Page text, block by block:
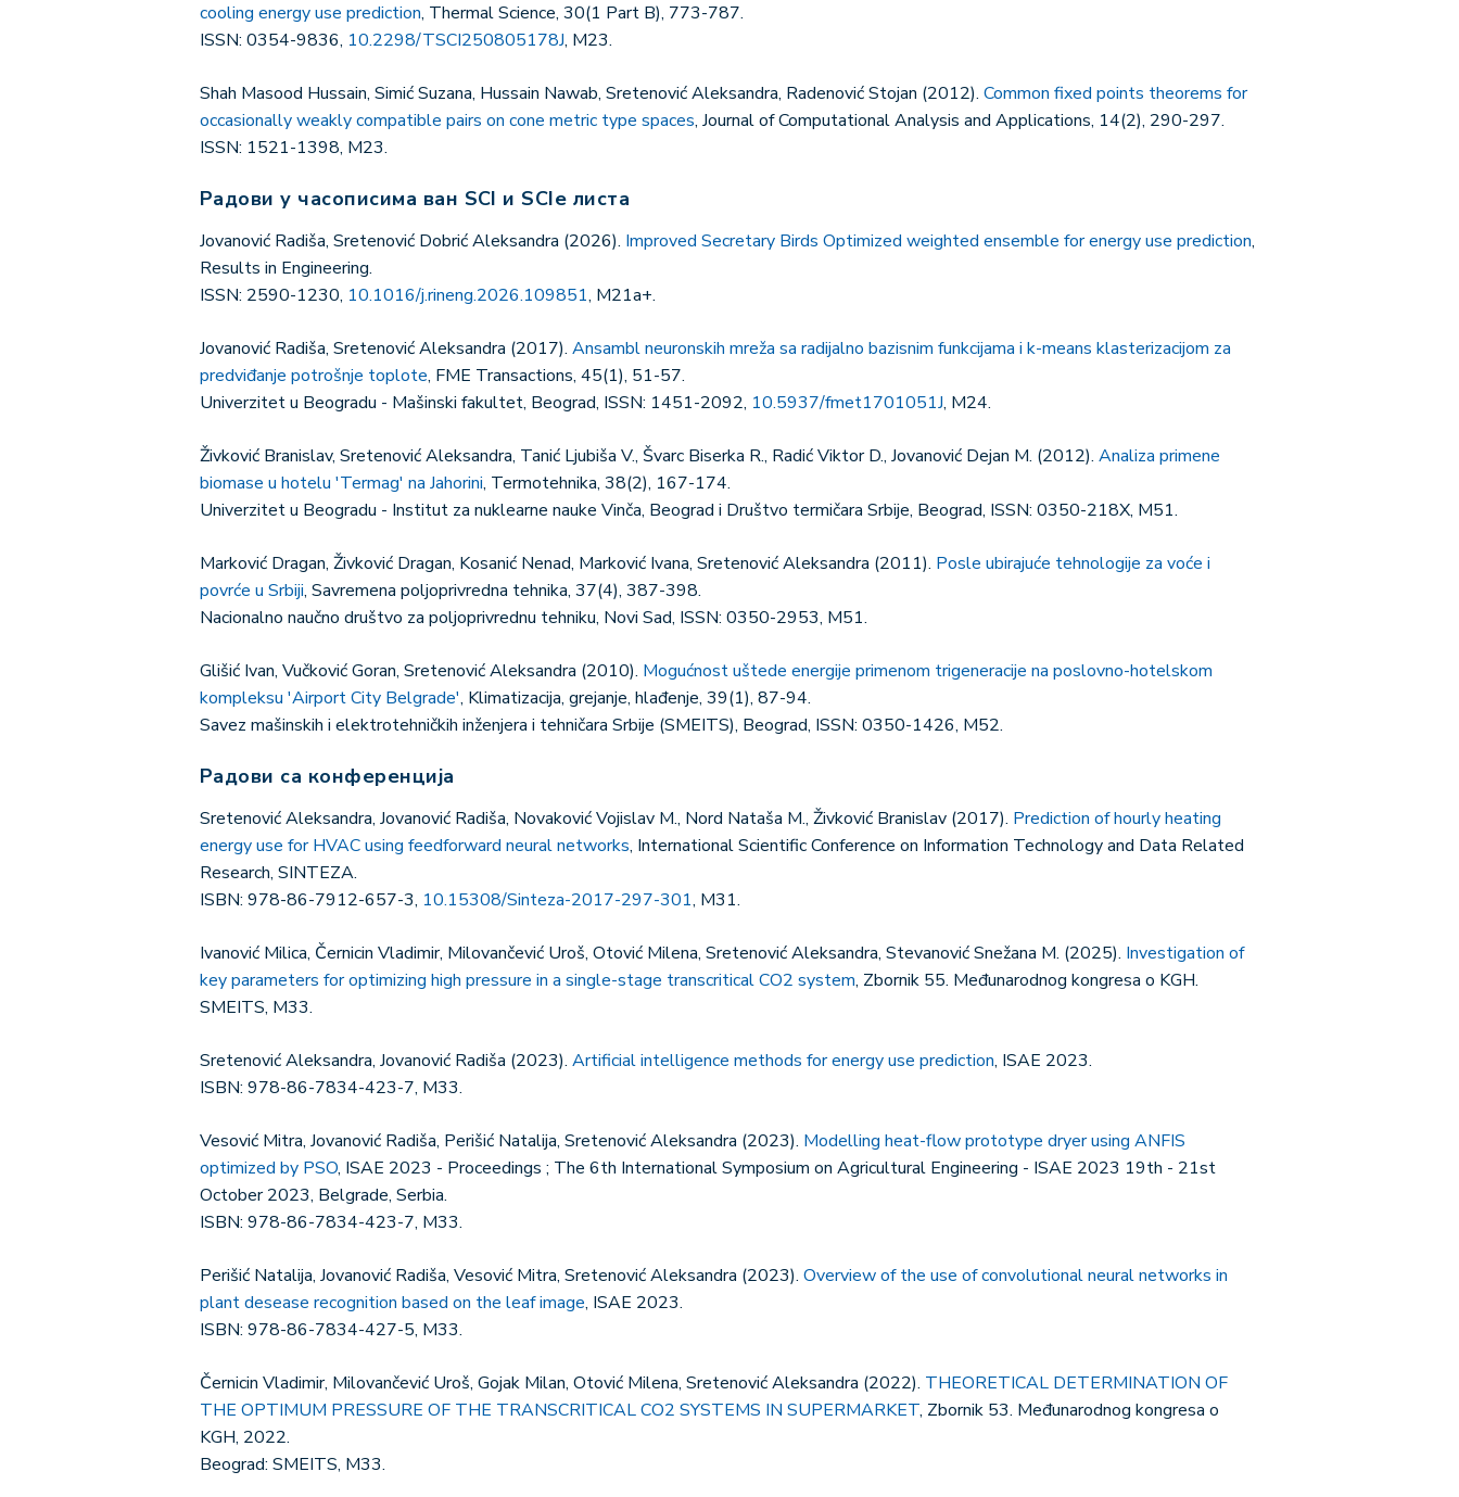
cooling energy use prediction, Thermal Science, 30(1 Part B), 773-787.
ISSN: 0354-9836, 10.2298/TSCI250805178J, M23.
Shah Masood Hussain, Simić Suzana, Hussain Nawab, Sretenović Aleksandra, Radenović Stojan (2012). Common fixed points theorems for
occasionally weakly compatible pairs on cone metric type spaces, Journal of Computational Analysis and Applications, 14(2), 290-297.
ISSN: 1521-1398, M23.
Радови у часописима ван SCI и SCIe листа
Jovanović Radiša, Sretenović Dobrić Aleksandra (2026). Improved Secretary Birds Optimized weighted ensemble for energy use prediction,
Results in Engineering.
ISSN: 2590-1230, 10.1016/j.rineng.2026.109851, M21a+.
Jovanović Radiša, Sretenović Aleksandra (2017). Ansambl neuronskih mreža sa radijalno bazisnim funkcijama i k-means klasterizacijom za
predviđanje potrošnje toplote, FME Transactions, 45(1), 51-57.
Univerzitet u Beogradu - Mašinski fakultet, Beograd, ISSN: 1451-2092, 10.5937/fmet1701051J, M24.
Živković Branislav, Sretenović Aleksandra, Tanić Ljubiša V., Švarc Biserka R., Radić Viktor D., Jovanović Dejan M. (2012). Analiza primene
biomase u hotelu 'Termag' na Jahorini, Termotehnika, 38(2), 167-174.
Univerzitet u Beogradu - Institut za nuklearne nauke Vinča, Beograd i Društvo termičara Srbije, Beograd, ISSN: 0350-218X, M51.
Marković Dragan, Živković Dragan, Kosanić Nenad, Marković Ivana, Sretenović Aleksandra (2011). Posle ubirajuće tehnologije za voće i
povrće u Srbiji, Savremena poljoprivredna tehnika, 37(4), 387-398.
Nacionalno naučno društvo za poljoprivrednu tehniku, Novi Sad, ISSN: 0350-2953, M51.
Glišić Ivan, Vučković Goran, Sretenović Aleksandra (2010). Mogućnost uštede energije primenom trigeneracije na poslovno-hotelskom
kompleksu 'Airport City Belgrade', Klimatizacija, grejanje, hlađenje, 39(1), 87-94.
Savez mašinskih i elektrotehničkih inženjera i tehničara Srbije (SMEITS), Beograd, ISSN: 0350-1426, M52.
Радови са конференција
Sretenović Aleksandra, Jovanović Radiša, Novaković Vojislav M., Nord Nataša M., Živković Branislav (2017). Prediction of hourly heating
energy use for HVAC using feedforward neural networks, International Scientific Conference on Information Technology and Data Related
Research, SINTEZA.
ISBN: 978-86-7912-657-3, 10.15308/Sinteza-2017-297-301, M31.
Ivanović Milica, Černicin Vladimir, Milovančević Uroš, Otović Milena, Sretenović Aleksandra, Stevanović Snežana M. (2025). Investigation of
key parameters for optimizing high pressure in a single-stage transcritical CO2 system, Zbornik 55. Međunarodnog kongresa o KGH.
SMEITS, M33.
Sretenović Aleksandra, Jovanović Radiša (2023). Artificial intelligence methods for energy use prediction, ISAE 2023.
ISBN: 978-86-7834-423-7, M33.
Vesović Mitra, Jovanović Radiša, Perišić Natalija, Sretenović Aleksandra (2023). Modelling heat-flow prototype dryer using ANFIS
optimized by PSO, ISAE 2023 - Proceedings ; The 6th International Symposium on Agricultural Engineering - ISAE 2023 19th - 21st
October 2023, Belgrade, Serbia.
ISBN: 978-86-7834-423-7, M33.
Perišić Natalija, Jovanović Radiša, Vesović Mitra, Sretenović Aleksandra (2023). Overview of the use of convolutional neural networks in
plant desease recognition based on the leaf image, ISAE 2023.
ISBN: 978-86-7834-427-5, M33.
Černicin Vladimir, Milovančević Uroš, Gojak Milan, Otović Milena, Sretenović Aleksandra (2022). THEORETICAL DETERMINATION OF
THE OPTIMUM PRESSURE OF THE TRANSCRITICAL CO2 SYSTEMS IN SUPERMARKET, Zbornik 53. Međunarodnog kongresa o
KGH, 2022.
Beograd: SMEITS, M33.